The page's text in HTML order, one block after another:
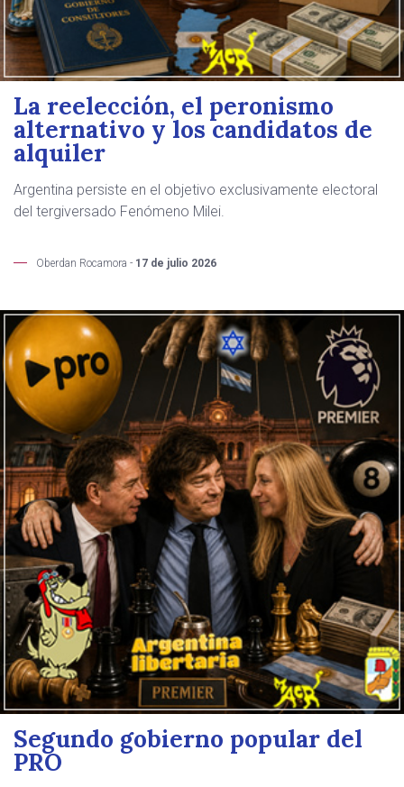
La reelección, el peronismo
alternativo y los candidatos de
alquiler
Argentina persiste en el objetivo exclusivamente electoral
del tergiversado Fenómeno Milei.
Oberdan Rocamora - 17 de julio 2026
Segundo gobierno popular del
PRO